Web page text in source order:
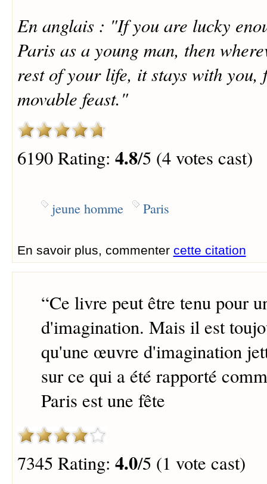
En anglais : "If you are lucky
Paris as a young man, then
rest of your life, it stays with you,
movable feast."
6190 Rating: 4.8/5 (4 votes cast)
jeune homme Paris
En savoir plus, commenter cette citation
“Ce livre peut être tenu pour
d'imagination. Mais il est
qu'une œuvre d'imagination
sur ce qui a été rapporté
Paris est une fête
7345 Rating: 4.0/5 (1 vote cast)